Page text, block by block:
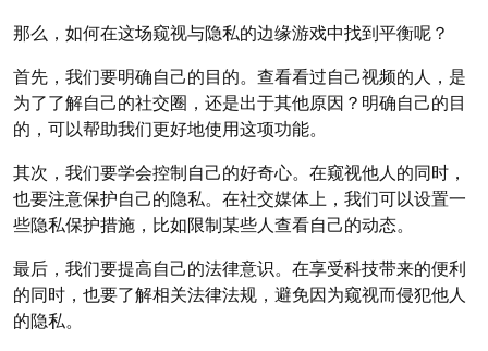
那么，如何在这场窥视与隐私的边缘游戏中找到平衡呢？
首先，我们要明确自己的目的。查看看过自己视频的人，是
为了了解自己的社交圈，还是出于其他原因？明确自己的目
的，可以帮助我们更好地使用这项功能。
其次，我们要学会控制自己的好奇心。在窥视他人的同时，
也要注意保护自己的隐私。在社交媒体上，我们可以设置一
些隐私保护措施，比如限制某些人查看自己的动态。
最后，我们要提高自己的法律意识。在享受科技带来的便利
的同时，也要了解相关法律法规，避免因为窥视而侵犯他人
的隐私。